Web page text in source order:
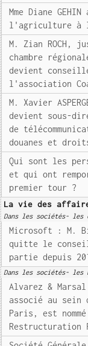
Mme Diane
l'agriculture à
M. Zian ROCH,
chambre
devient
l'association
M. Xavier
devient sous-
de
douanes et
Qui sont les
et qui ont
premier tour ?
La vie des
Dans les sociétés-
Microsoft : M.
quitte le
partie depuis
Dans les sociétés- les
Alvarez & Marsal
associé au sein
Paris, est
Restructuration